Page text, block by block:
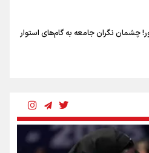
چشمان نگران جامعه به گام‌های استوار
حفظ امنیت انرژی